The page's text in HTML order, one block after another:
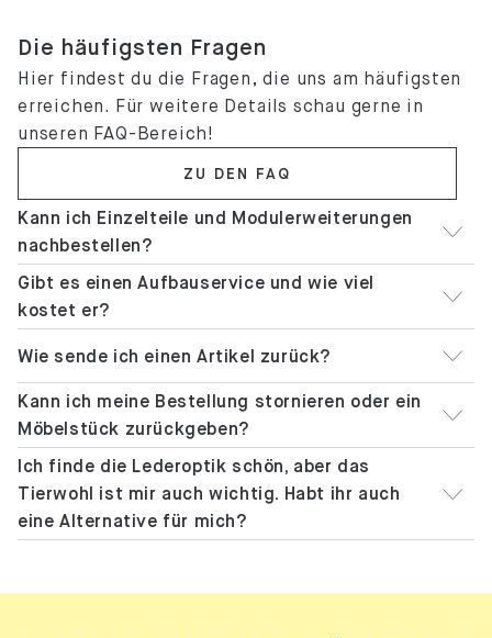
Die häufigsten Fragen
Hier findest du die Fragen, die uns am häufigsten
erreichen. Für weitere Details schau gerne in
unseren FAQ-Bereich!
ZU DEN FAQ
Kann ich Einzelteile und Modulerweiterungen
nachbestellen?
Gibt es einen Aufbauservice und wie viel
kostet er?
Wie sende ich einen Artikel zurück?
Kann ich meine Bestellung stornieren oder ein
Möbelstück zurückgeben?
Ich finde die Lederoptik schön, aber das
Tierwohl ist mir auch wichtig. Habt ihr auch
eine Alternative für mich?